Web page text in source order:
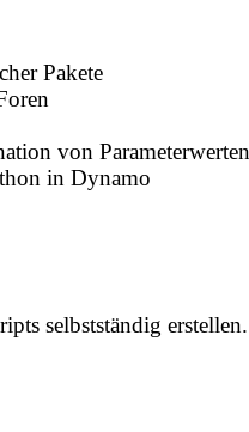
Pakete
von Parameterwerten
in Dynamo
selbstständig erstellen.